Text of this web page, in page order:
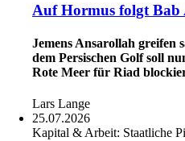
Auf Hormus folgt
Jemens Ansarollah greifen
dem Persischen Golf soll
Rote Meer für Riad
Lars Lange
25.07.2026
Kapital & Arbeit: Staatliche